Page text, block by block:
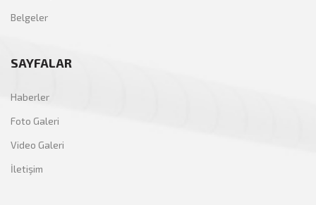
Belgeler
SAYFALAR
Haberler
Foto Galeri
Video Galeri
İletişim